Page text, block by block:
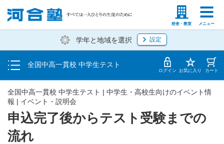
校舎・教室 メニュー
塾生の方 高等学校の先生
学年と地域を選択 設定
全国中高一貫校 中学生テスト
申込完了後からテスト受験までの流れ ログイン お気に入り カート
申込完了後からテスト受験までの
流れ
全国中高一貫校 中学生テスト | 中学生・高校生向けのイベント情
報 | イベント・説明会